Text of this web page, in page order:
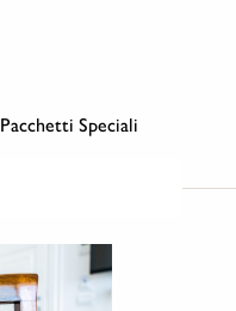
Pacchetti Speciali